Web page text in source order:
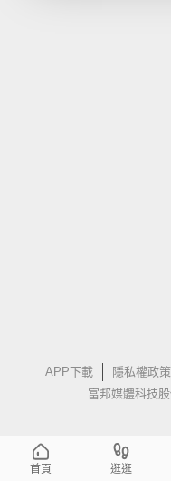
APP下載 隱私權政策
富邦媒體科技
首頁 逛逛